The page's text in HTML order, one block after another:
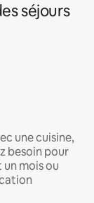
séjours
une cuisine,
besoin pour
mois ou